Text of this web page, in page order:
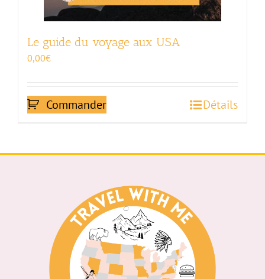
Le guide du voyage aux USA
0,00€
Commander Détails